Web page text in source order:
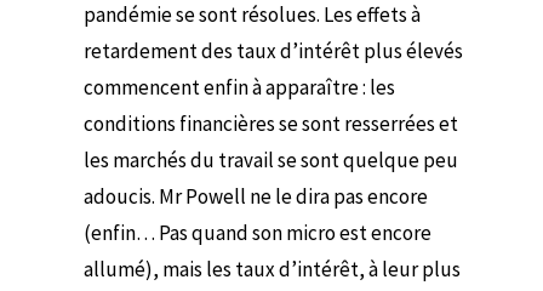
pandémie se sont résolues. Les effets à
retardement des taux d’intérêt plus élevés
commencent enfin à apparaître : les
conditions financières se sont resserrées et
les marchés du travail se sont quelque peu
adoucis. Mr Powell ne le dira pas encore
(enfin… Pas quand son micro est encore
allumé), mais les taux d’intérêt, à leur plus